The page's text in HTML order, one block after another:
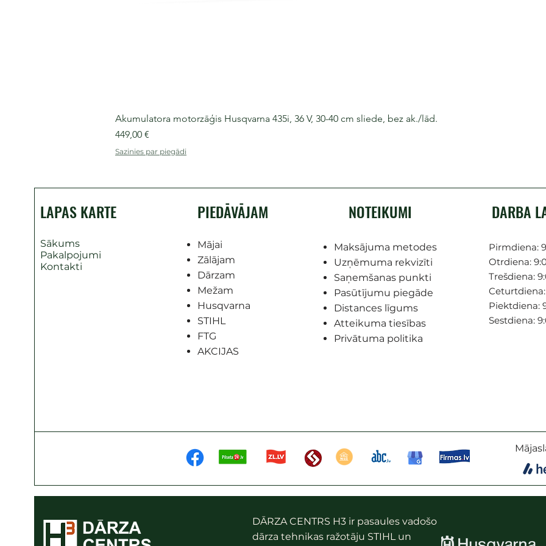
Akumulatora motorzāģis Husqvarna 435i, 36 V, 30-40 cm sliede, bez ak./lād.
Cena
449,00 €
Sazinies par piegādi
LAPAS KARTE
Sākums
Pakalpojumi
Kontakti
PIEDĀVĀJAM
Mājai
Zālājam
Dārzam
Mežam
Husqvarna
STIHL
FTG
AKCIJAS
NOTEIKUMI
Maksājuma metodes
Uzņēmuma rekvizīti
Saņemšanas punkti
Pasūtījumu piegāde
Distances līgums
Atteikuma tiesības
Privātuma politika
DARBA
Pirmdiena:
Otrdiena:
Trešdiena:
Ceturtdiena:
Piektdiena:
Sestdiena:
DĀRZA CENTRS H3 ir pasaules vadošo
dārza tehnikas ražotāju STIHL un